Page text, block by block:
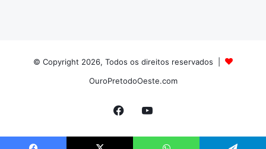
© Copyright 2026, Todos os direitos reservados |
OuroPretodoOeste.com
FacebookYouTube